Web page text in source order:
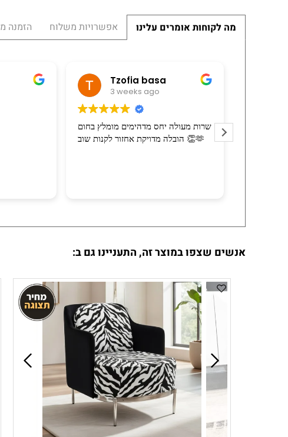
מה לקוחות אומרים עלינו אפשרויות משלוח הזמנה
Tzofia basa
3 weeks ago
שרות מעולה יחס מדהימים מומלץ בחום
הובלה מדויקת אחזור לקנות שוב 👏🫶
המוביל הרכיב את
האריזה בהרבה
אנשים שצפו במוצר זה, התעניינו גם ב: